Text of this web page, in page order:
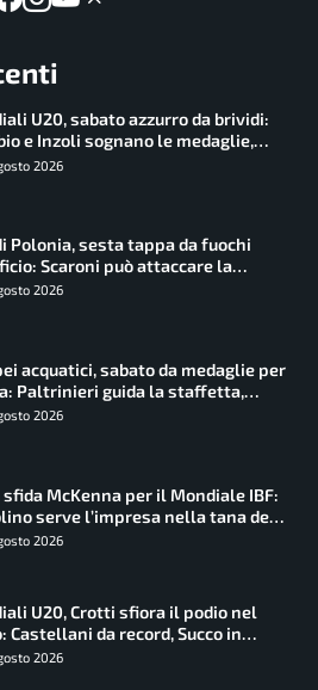
U20, sabato azzurro da brividi:
e Inzoli sognano le medaglie,
e Succo in finale
2026
Polonia, sesta tappa da fuochi
Scaroni può attaccare la
di Lemmen
2026
acquatici, sabato da medaglie per
Paltrinieri guida la staffetta,
sogna l’oro dalle grandi altezze
2026
McKenna per il Mondiale IBF:
serve l’impresa nella tana del
2026
U20, Crotti sfiora il podio nel
Castellani da record, Succo in
2026